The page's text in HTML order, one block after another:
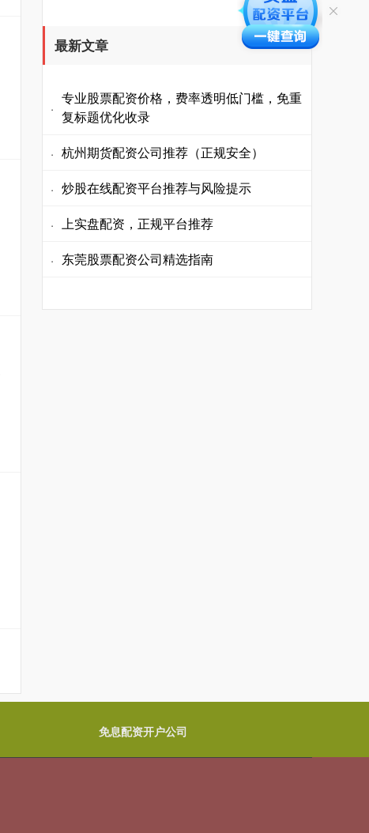
最新文章
·
专业股票配资价格，费率透明低门槛，免重
复标题优化收录
· 杭州期货配资公司推荐（正规安全）
· 炒股在线配资平台推荐与风险提示
· 上实盘配资，正规平台推荐
· 东莞股票配资公司精选指南
免息配资开户公司